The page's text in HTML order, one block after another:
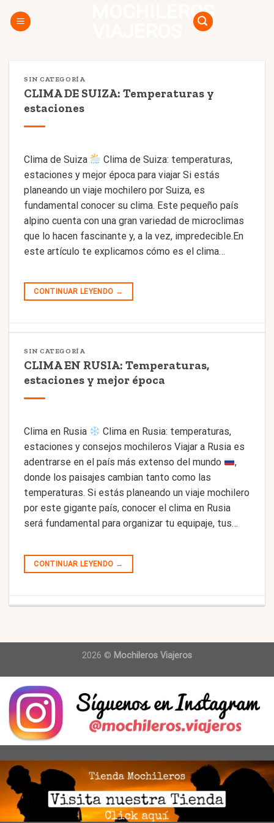
MOCHILEROS
SIN CATEGORÍA
CLIMA DE SUIZA: Temperaturas y
estaciones
Clima de Suiza
Clima de Suiza: temperaturas,
estaciones y mejor época para viajar Si estás
planeando un viaje mochilero por Suiza, es
fundamental conocer su clima. Este pequeño país
alpino cuenta con una gran variedad de microclimas
que lo hacen fascinante y, a la vez, impredecible.En
este artículo te explicamos cómo es el clima…
CONTINUAR LEYENDO →
SIN CATEGORÍA
CLIMA EN RUSIA: Temperaturas,
estaciones y mejor época
Clima en Rusia
Clima en Rusia: temperaturas,
estaciones y consejos mochileros Viajar a Rusia es
adentrarse en el país más extenso del mundo
,
donde los paisajes cambian tanto como las
temperaturas. Si estás planeando un viaje mochilero
por este gigante país, conocer el clima en Rusia
será fundamental para organizar tu equipaje, tus…
CONTINUAR LEYENDO →
2026 © Mochileros Viajeros